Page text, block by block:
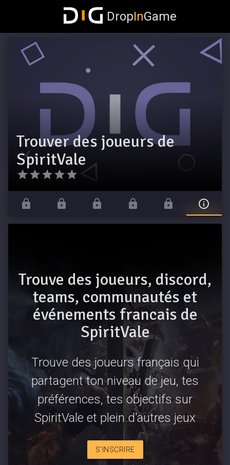
DropInGame
Trouver des joueurs de
SpiritVale
Trouve des joueurs, discord,
teams, communautés et
événements francais de
SpiritVale
Trouve des joueurs français qui
partagent ton niveau de jeu, tes
préférences, tes objectifs sur
SpiritVale et plein d'autres jeux
S'INSCRIRE